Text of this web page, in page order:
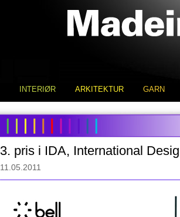
INTERIØR ARKITEKTUR GARN
3. pris i IDA, International
11.05.2011